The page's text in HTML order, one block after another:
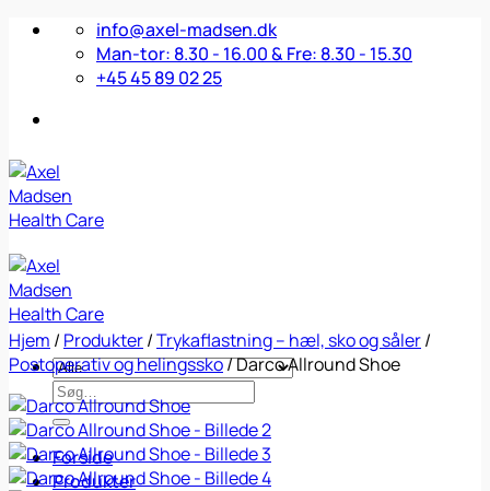
Fortsæt
info@axel-madsen.dk
Man-tor: 8.30 - 16.00 & Fre: 8.30 - 15.30
+45 45 89 02 25
Søg
efter:
Forside
Produkter
Hjem / Produkter/Trykaflastning – hæl, sko og såler/
Postoperativ og helingssko/Darco Allround Shoe